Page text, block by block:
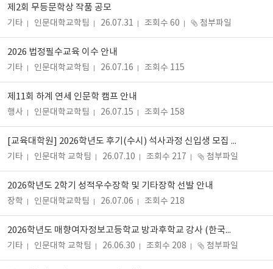
제2회 무등문학상 작품 공모
기타 인문대학교학팀 26.07.31 조회수 60 첨부파일
2026 법정필수교육 이수 안내
기타 인문대학교학팀 26.07.16 조회수 115
제11회 하계 연세 인문학 캠프 안내
행사 인문대학교학팀 26.07.15 조회수 158
[교육대학원] 2026학년도 후기(수시) 석사과정 신입생 모집 안내
기타 인문대학 교학팀 26.07.10 조회수 217 첨부파일
2026학년도 2학기 성적우수장학 및 기타장학 선발 안내
장학 인문대학교학팀 26.07.06 조회수 218
2026학년도 매향여자정보고등학교 방과후학교 강사 (한국사능력검정시험 준비과정) 모집 공고
기타 인문대학 교학팀 26.06.30 조회수 208 첨부파일